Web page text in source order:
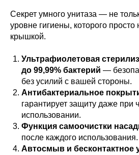
Секрет умного унитаза — не
уровне гигиены, которого
крышкой.
Ультрафиолетовая
до 99,99% бактерий —
без усилий с вашей стороны.
Антибактериальное
гарантирует защиту даже при
использовании.
Функция самоочистки
после каждого использования.
Автосмыв и бесконтактное